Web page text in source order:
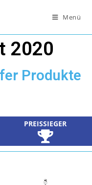
Menü
2020
Produkte
PREISSIEGER